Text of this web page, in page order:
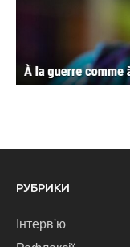
РУБРИКИ
Інтерв'ю